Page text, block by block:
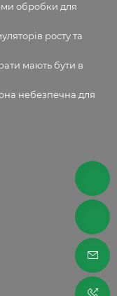
обробки для
росту та
мають бути в
небезпечна для